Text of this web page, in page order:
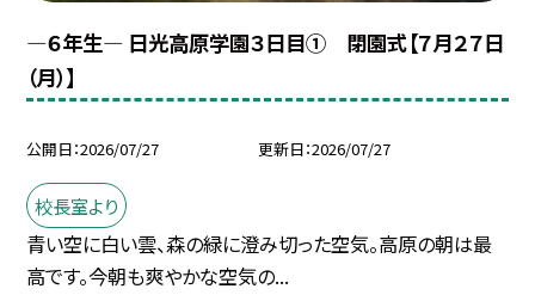
―６年生― 日光高原学園３日目① 閉園式【７月２７日
（月）】
公開日 2026/07/27 更新日 2026/07/27
校長室より
青い空に白い雲、森の緑に澄み切った空気。高原の朝は最
高です。今朝も爽やかな空気の...